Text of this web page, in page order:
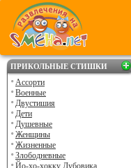
ПРИКОЛЬНЫЕ СТИШКИ
Ассорти
Военные
Двустишия
Дети
Душевные
Женщины
Жизненные
Злободневные
Йо-хо-хокку Дубовика